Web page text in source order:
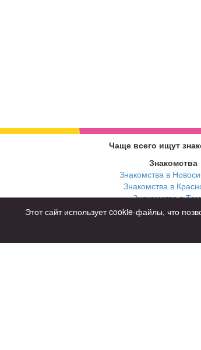
Чаще всего ищут
Знакомства
Знакомства в
Знакомства в
Знакомства в
Знакомства в
Этот сайт использует cookie-файлы, что